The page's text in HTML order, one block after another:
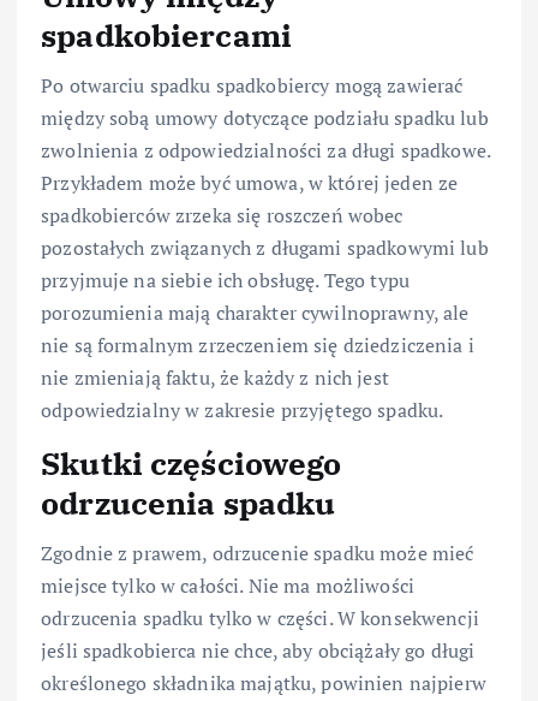
spadkobiercami
Po otwarciu spadku spadkobiercy mogą zawierać
między sobą umowy dotyczące podziału spadku lub
zwolnienia z odpowiedzialności za długi spadkowe.
Przykładem może być umowa, w której jeden ze
spadkobierców zrzeka się roszczeń wobec
pozostałych związanych z długami spadkowymi lub
przyjmuje na siebie ich obsługę. Tego typu
porozumienia mają charakter cywilnoprawny, ale
nie są formalnym zrzeczeniem się dziedziczenia i
nie zmieniają faktu, że każdy z nich jest
odpowiedzialny w zakresie przyjętego spadku.
Skutki częściowego
odrzucenia spadku
Zgodnie z prawem, odrzucenie spadku może mieć
miejsce tylko w całości. Nie ma możliwości
odrzucenia spadku tylko w części. W konsekwencji
jeśli spadkobierca nie chce, aby obciążały go długi
określonego składnika majątku, powinien najpierw